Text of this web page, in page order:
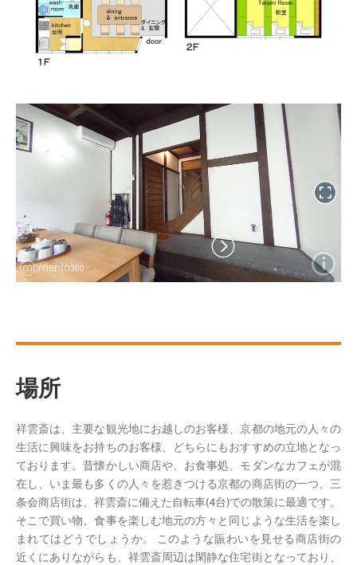
場所
祥雲斎は、主要な観光地にお越しのお客様、京都の地元の人々の
生活に興味をお持ちのお客様、どちらにもおすすめの立地となっ
ております。昔懐かしい商店や、お食事処、モダンなカフェが混
在し、いま最も多くの人々を惹きつける京都の商店街の一つ、三
条会商店街は、祥雲斎に備えた自転車(4台)での散策に最適です。
そこで買い物、食事を楽しむ地元の方々と同じような生活を楽し
まれてはどうでしょうか。 このような賑わいを見せる商店街の
近くにありながらも、祥雲斎周辺は閑静な住宅街となっており、